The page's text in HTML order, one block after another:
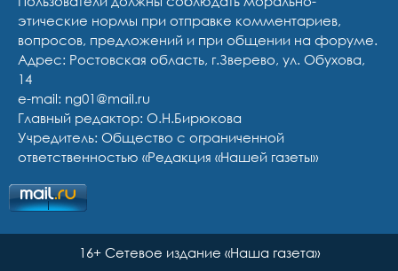
этические нормы при отправке комментариев,
вопросов, предложений и при общении на форуме.
Адрес: Ростовская область, г.Зверево, ул. Обухова,
14
e-mail: ng01@mail.ru
Главный редактор: О.Н.Бирюкова
Учредитель: Общество с ограниченной
ответственностью «Редакция «Нашей газеты»
16+ Сетевое издание «Наша газета»